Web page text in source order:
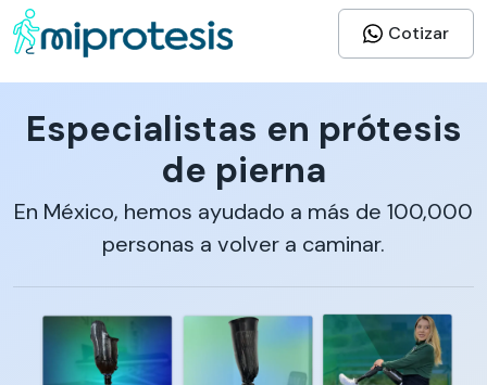
Cotizar
Especialistas en prótesis
de pierna
En México, hemos ayudado a más de 100,000
personas a volver a caminar.